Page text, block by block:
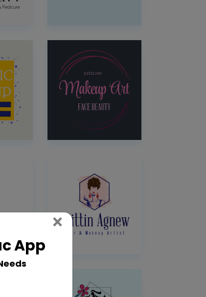
App
× Close